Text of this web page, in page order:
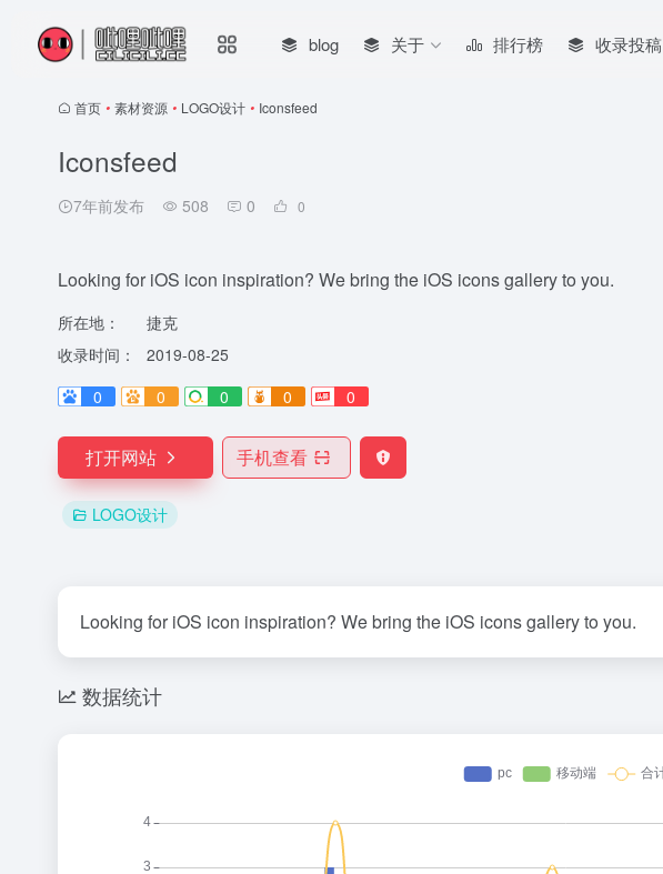
blog 关于 排行榜 收录投稿
首页 • 素材资源 • LOGO设计 • Iconsfeed
Iconsfeed
7年前发布 508 0 0
Looking for iOS icon inspiration? We bring the iOS icons gallery to you.
所在地：
捷克
收录时间：
2019-08-25
0
0 0 0 0
打开网站 手机查看
LOGO设计
Looking for iOS icon inspiration? We bring the iOS icons gallery to you.
数据统计